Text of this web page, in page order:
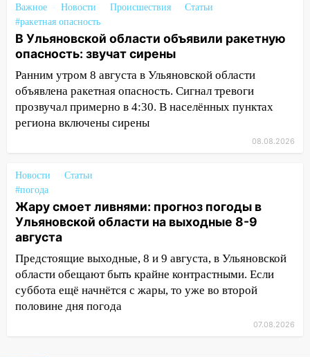
13:30
В Ульяновске транспортные
полицейские проведут акцию «Час
пассажира»
13:20 В Ульяновске за один день
обокрали женщину на пляже и
подростка в сквере
13:01 В Димитровграде мужчина
выбросил из машины страйкбольную
12:34
На Ульяновскую область
надвигается сильнейшая непогода: град
и шквал до 27 м/с
12:31 Ульяновец хотел купить иномарку
из Европы и потерял 760 тысяч рублей
12:20 В Чердаклинском районе
столкнулись «Лада» и Chevrolet:
пострадал 14-летний подросток
Важное Новости Происшествия
Статьи
#ракетная опасность
В Ульяновской области объявили ракетную
опасность: звучат сирены
Ранним утром 8 августа в Ульяновской области
объявлена ракетная опасность. Сигнал тревоги
прозвучал примерно в 4:30. В населённых пунктах
региона включены сирены
08.08.2026
Новости
Статьи
#погода
Жару смоет ливнями: прогноз погоды в
Ульяновской области на выходные 8-9
августа
Предстоящие выходные, 8 и 9 августа, в Ульяновской
области обещают быть крайне контрастными. Если
суббота ещё начнётся с жары, то уже во второй
половине дня погода
07.08.2026